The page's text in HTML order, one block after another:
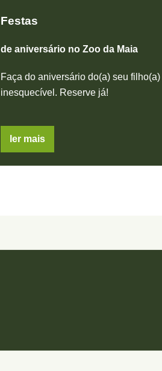
Festas
de aniversário no Zoo da Maia
Faça do aniversário do(a) seu filho(a)
inesquecível. Reserve já!
ler mais